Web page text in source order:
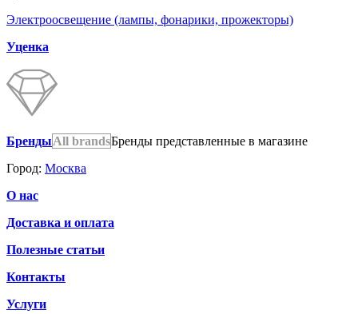
Электроосвещение (лампы, фонарики, прожекторы)
Уценка
БрендыAll brandsБренды представленные в магазине
Город: Москва
О нас
Доставка и оплата
Полезные статьи
Контакты
Услуги